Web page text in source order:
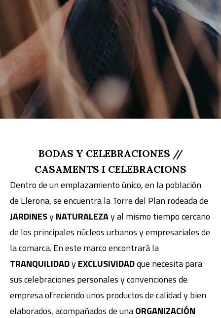
BODAS Y CELEBRACIONES //
CASAMENTS I CELEBRACIONS
Dentro de un emplazamiento único, en la población
de Llerona, se encuentra la Torre del Plan rodeada de
JARDINESyNATURALEZAy al mismo tiempo cercano
de los principales núcleos urbanos y empresariales de
la comarca. En este marco encontrará la
TRANQUILIDADyEXCLUSIVIDADque necesita para
sus celebraciones personales y convenciones de
empresa ofreciendo unos productos de calidad y bien
elaborados, acompañados de unaORGANIZACIÓN